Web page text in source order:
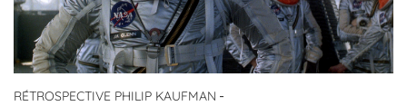
RÉTROSPECTIVE PHILIP KAUFMAN -